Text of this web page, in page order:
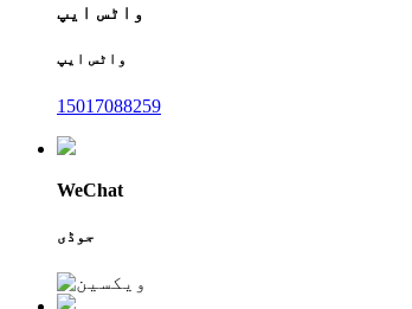
واٹس ایپ
واٹس ایپ
15017088259
WeChat
جوڈی